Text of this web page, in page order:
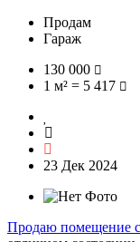
Продам
Гараж
130 000
1 м² = 5 417
23 Дек 2024
Продаю помещение